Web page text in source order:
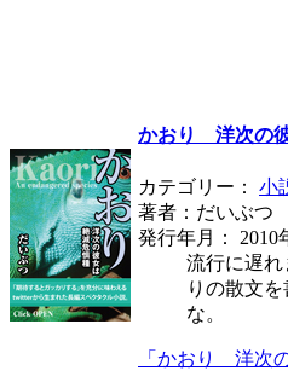
かおり 洋次の
カテゴリー： 小
著者：だいぶつ
発行年月： 2010
流行に遅
りの散文
な。
「かおり 洋次